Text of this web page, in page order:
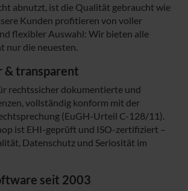
abnutzt, ist die Qualität gebraucht wie
Kunden profitieren von voller
flexibler Auswahl: Wir bieten alle
nur die neuesten.
& transparent
rechtssicher dokumentierte und
vollständig konform mit der
(EuGH-Urteil C-128/11).
ist EHI-geprüft und ISO-zertifiziert –
Datenschutz und Seriosität im
seit 2003